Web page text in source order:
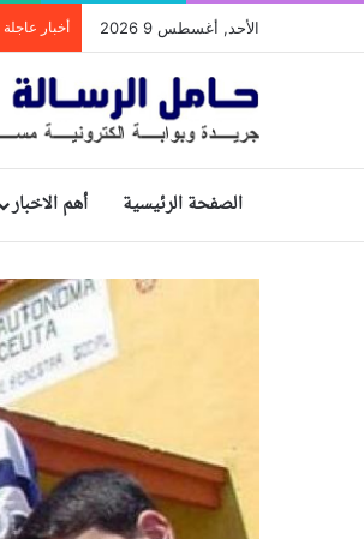
الأحد, أغسطس 9 2026 أخبار عاجلة
الصفحة الرئيسية أهم الاخبار